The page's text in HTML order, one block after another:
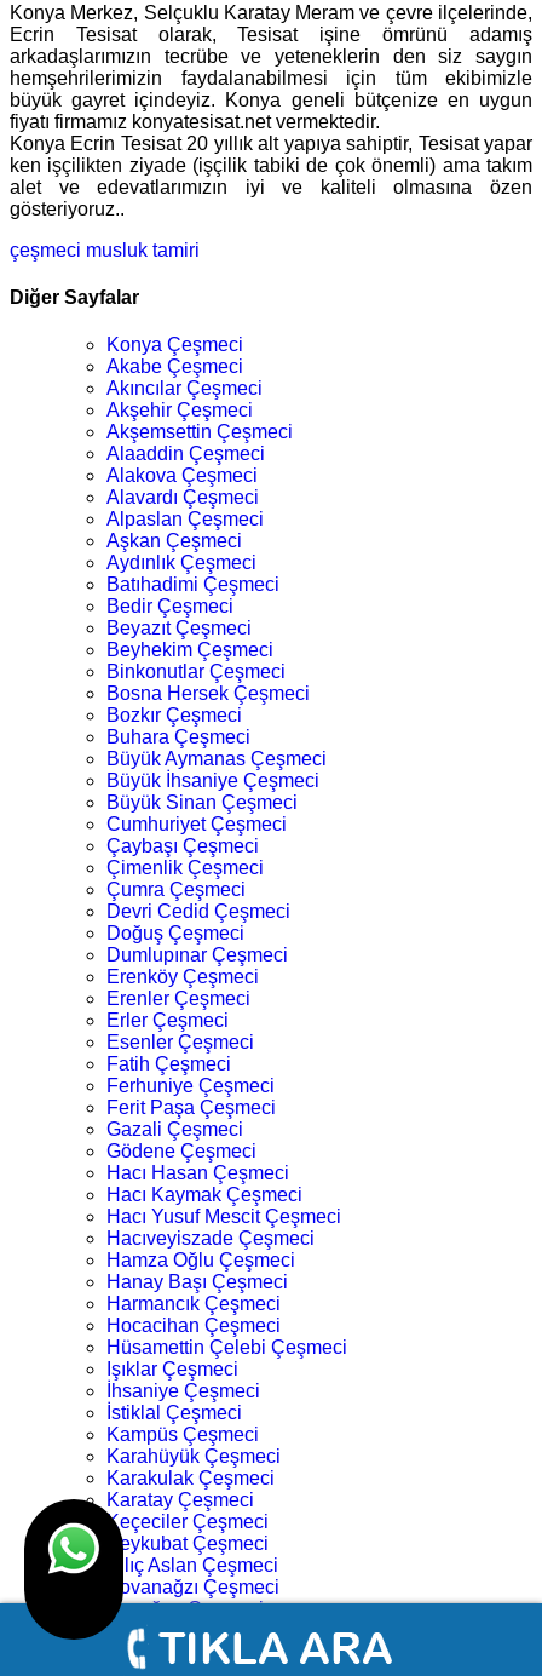
Konya Merkez, Selçuklu Karatay Meram ve çevre ilçelerinde,
Ecrin Tesisat olarak, Tesisat işine ömrünü adamış
arkadaşlarımızın tecrübe ve yeteneklerin den siz saygın
hemşehrilerimizin faydalanabilmesi için tüm ekibimizle
büyük gayret içindeyiz. Konya geneli bütçenize en uygun
fiyatı firmamız konyatesisat.net vermektedir.
Konya Ecrin Tesisat 20 yıllık alt yapıya sahiptir, Tesisat yapar
ken işçilikten ziyade (işçilik tabiki de çok önemli) ama takım
alet ve edevatlarımızın iyi ve kaliteli olmasına özen
gösteriyoruz..
çeşmeci musluk tamiri
Diğer Sayfalar
Konya Çeşmeci
Akabe Çeşmeci
Akıncılar Çeşmeci
Akşehir Çeşmeci
Akşemsettin Çeşmeci
Alaaddin Çeşmeci
Alakova Çeşmeci
Alavardı Çeşmeci
Alpaslan Çeşmeci
Aşkan Çeşmeci
Aydınlık Çeşmeci
Batıhadimi Çeşmeci
Bedir Çeşmeci
Beyazıt Çeşmeci
Beyhekim Çeşmeci
Binkonutlar Çeşmeci
Bosna Hersek Çeşmeci
Bozkır Çeşmeci
Buhara Çeşmeci
Büyük Aymanas Çeşmeci
Büyük İhsaniye Çeşmeci
Büyük Sinan Çeşmeci
Cumhuriyet Çeşmeci
Çaybaşı Çeşmeci
Çimenlik Çeşmeci
Çumra Çeşmeci
Devri Cedid Çeşmeci
Doğuş Çeşmeci
Dumlupınar Çeşmeci
Erenköy Çeşmeci
Erenler Çeşmeci
Erler Çeşmeci
Esenler Çeşmeci
Fatih Çeşmeci
Ferhuniye Çeşmeci
Ferit Paşa Çeşmeci
Gazali Çeşmeci
Gödene Çeşmeci
Hacı Hasan Çeşmeci
Hacı Kaymak Çeşmeci
Hacı Yusuf Mescit Çeşmeci
Hacıveyiszade Çeşmeci
Hamza Oğlu Çeşmeci
Hanay Başı Çeşmeci
Harmancık Çeşmeci
Hocacihan Çeşmeci
Hüsamettin Çelebi Çeşmeci
Işıklar Çeşmeci
İhsaniye Çeşmeci
İstiklal Çeşmeci
Kampüs Çeşmeci
Karahüyük Çeşmeci
Karakulak Çeşmeci
Karatay Çeşmeci
Keçeciler Çeşmeci
Keykubat Çeşmeci
Kılıç Aslan Çeşmeci
Kovanağzı Çeşmeci
Kozağaç Çeşmeci
Köprü Başı Çeşmeci
Köyceğiz Çeşmeci